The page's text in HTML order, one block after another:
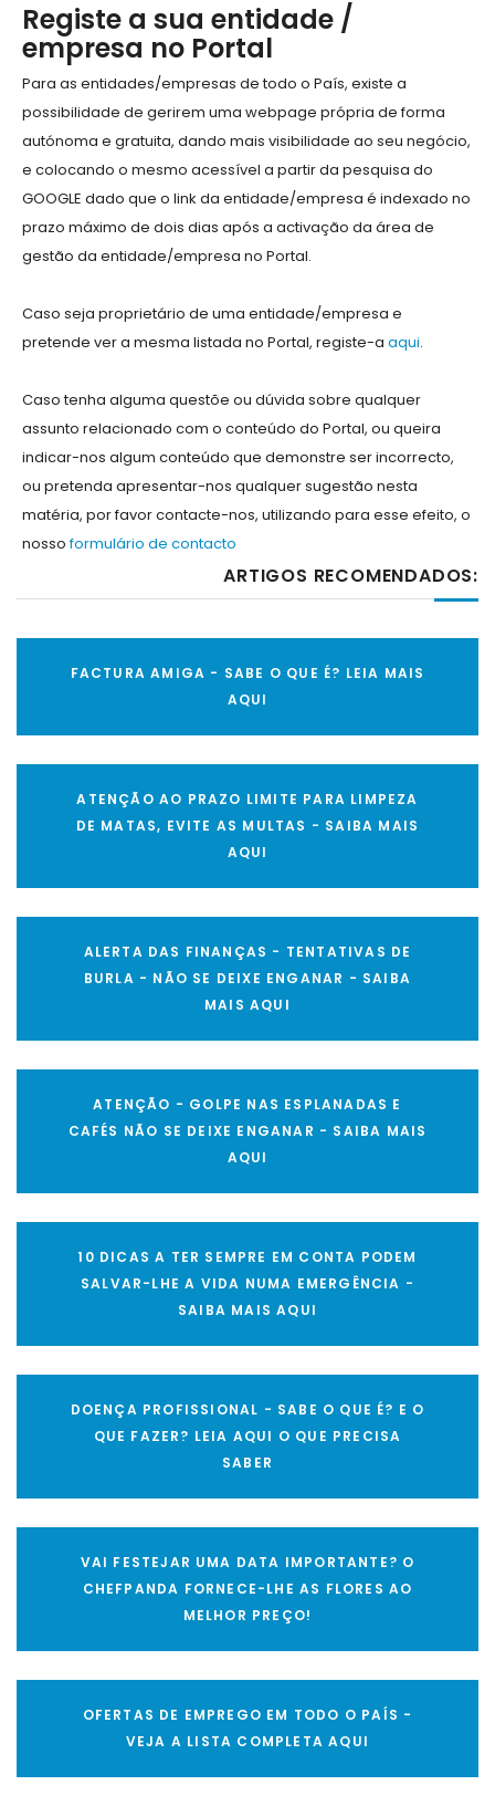
Registe a sua entidade /
empresa no Portal
Para as entidades/empresas de todo o País, existe a
possibilidade de gerirem uma webpage própria de forma
autónoma e gratuita, dando mais visibilidade ao seu negócio,
e colocando o mesmo acessível a partir da pesquisa do
GOOGLE dado que o link da entidade/empresa é indexado no
prazo máximo de dois dias após a activação da área de
gestão da entidade/empresa no Portal.
Caso seja proprietário de uma entidade/empresa e
pretende ver a mesma listada no Portal, registe-a aqui.
Caso tenha alguma questõe ou dúvida sobre qualquer
assunto relacionado com o conteúdo do Portal, ou queira
indicar-nos algum conteúdo que demonstre ser incorrecto,
ou pretenda apresentar-nos qualquer sugestão nesta
matéria, por favor contacte-nos, utilizando para esse efeito, o
nossoformulário de contacto
ARTIGOS RECOMENDADOS:
FACTURA AMIGA - SABE O QUE É? LEIA MAIS
AQUI
ATENÇÃO AO PRAZO LIMITE PARA LIMPEZA
DE MATAS, EVITE AS MULTAS - SAIBA MAIS
AQUI
ALERTA DAS FINANÇAS - TENTATIVAS DE
BURLA - NÃO SE DEIXE ENGANAR - SAIBA
MAIS AQUI
ATENÇÃO - GOLPE NAS ESPLANADAS E
CAFÉS NÃO SE DEIXE ENGANAR - SAIBA MAIS
AQUI
10 DICAS A TER SEMPRE EM CONTA PODEM
SALVAR-LHE A VIDA NUMA EMERGÊNCIA -
SAIBA MAIS AQUI
DOENÇA PROFISSIONAL - SABE O QUE É? E O
QUE FAZER? LEIA AQUI O QUE PRECISA
SABER
VAI FESTEJAR UMA DATA IMPORTANTE? O
CHEFPANDA FORNECE-LHE AS FLORES AO
MELHOR PREÇO!
OFERTAS DE EMPREGO EM TODO O PAÍS -
VEJA A LISTA COMPLETA AQUI